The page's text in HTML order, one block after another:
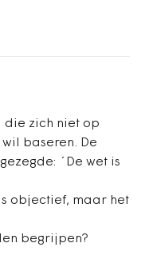
zich niet op
baseren. De
´De wet is
objectief, maar het
begrijpen?